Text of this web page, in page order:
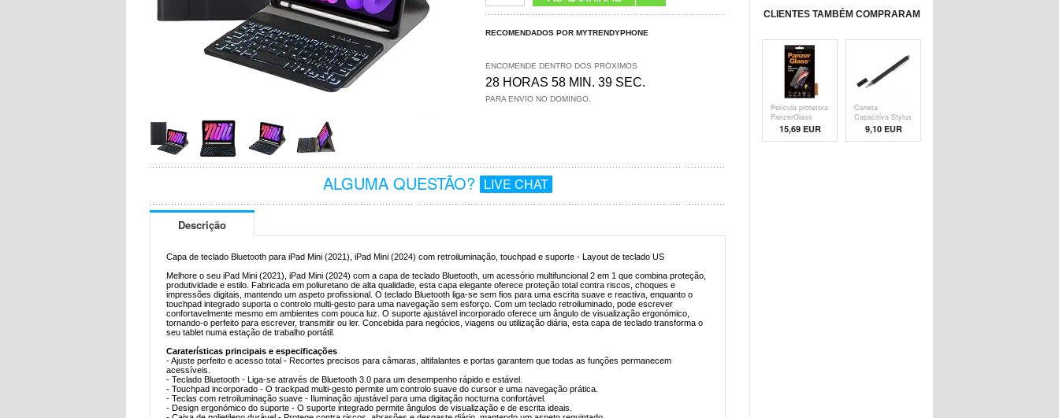
RECOMENDADOS POR MYTRENDYPHONE
ENCOMENDE DENTRO DOS PRÓXIMOS
28 HORAS 58 MIN. 38 SEC.
PARA ENVIO NO DOMINGO.
ALGUMA QUESTÃO? LIVE CHAT
Descrição
Capa de teclado Bluetooth para iPad Mini (2021), iPad Mini (2024) com retroiluminação, touchpad e suporte - Layout de teclado US
Melhore o seu iPad Mini (2021), iPad Mini (2024) com a capa de teclado Bluetooth, um acessório multifuncional 2 em 1 que combina proteção,
produtividade e estilo. Fabricada em poliuretano de alta qualidade, esta capa elegante oferece proteção total contra riscos, choques e
impressões digitais, mantendo um aspeto profissional. O teclado Bluetooth liga-se sem fios para uma escrita suave e reactiva, enquanto o
touchpad integrado suporta o controlo multi-gesto para uma navegação sem esforço. Com um teclado retroiluminado, pode escrever
confortavelmente mesmo em ambientes com pouca luz. O suporte ajustável incorporado oferece um ângulo de visualização ergonómico,
tornando-o perfeito para escrever, transmitir ou ler. Concebida para negócios, viagens ou utilização diária, esta capa de teclado transforma o
seu tablet numa estação de trabalho portátil.
Caraterísticas principais e especificações
- Ajuste perfeito e acesso total - Recortes precisos para câmaras, altifalantes e portas garantem que todas as funções permanecem
acessíveis.
- Teclado Bluetooth - Liga-se através de Bluetooth 3.0 para um desempenho rápido e estável.
- Touchpad incorporado - O trackpad multi-gesto permite um controlo suave do cursor e uma navegação prática.
- Teclas com retroiluminação suave - Iluminação ajustável para uma digitação nocturna confortável.
- Design ergonómico do suporte - O suporte integrado permite ângulos de visualização e de escrita ideais.
CLIENTES TAMBÉM COMPRARAM
Película protetora
PanzerGlass
15,69 EUR
Caneta
Capacitiva Stylus
- Pre9,10 EUR